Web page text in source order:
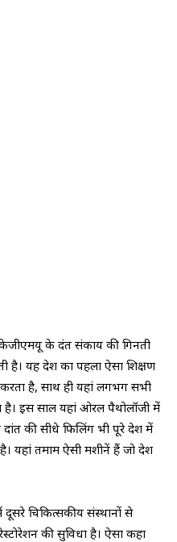
के दंत संकाय की गिनती
है। यह देश का पहला ऐसा शिक्षण
है, साथ ही यहां लगभग सभी
है। इस साल यहां ओरल पैथोलॉजी में
दांत की सीधे फिलिंग भी पूरे देश में
है। यहां तमाम ऐसी मशीनें हैं जो देश
चिकित्सकीय संस्थानों से
की सुविधा है। ऐसा कहा